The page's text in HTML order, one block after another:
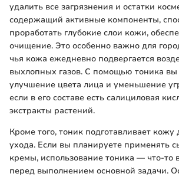
удалить все загрязнения и остатки
содержащий активные компоненты,
проработать глубокие слои кожи,
очищение. Это особенно важно для
чья кожа ежедневно подвергается
выхлопных газов. С помощью тоника
улучшение цвета лица и уменьшение
если в его составе есть салициловая
экстракты растений.
Кроме того, тоник подготавливает
ухода. Если вы планируете применять
кремы, использование тоника — что-то
перед выполнением основной задачи.